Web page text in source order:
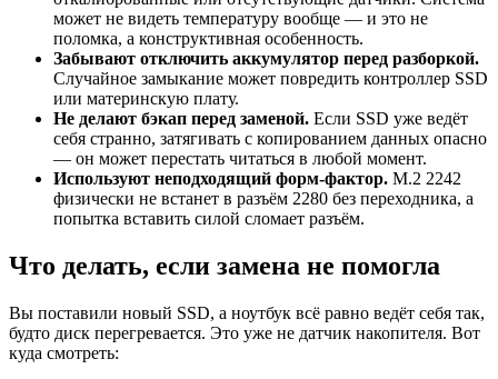
может не видеть температуру вообще — и это не
поломка, а конструктивная особенность.
Забывают отключить аккумулятор перед разборкой.
Случайное замыкание может повредить контроллер SSD
или материнскую плату.
Не делают бэкап перед заменой. Если SSD уже ведёт
себя странно, затягивать с копированием данных опасно
— он может перестать читаться в любой момент.
Используют неподходящий форм-фактор. M.2 2242
физически не встанет в разъём 2280 без переходника, а
попытка вставить силой сломает разъём.
Что делать, если замена не помогла
Вы поставили новый SSD, а ноутбук всё равно ведёт себя так,
будто диск перегревается. Это уже не датчик накопителя. Вот
куда смотреть: